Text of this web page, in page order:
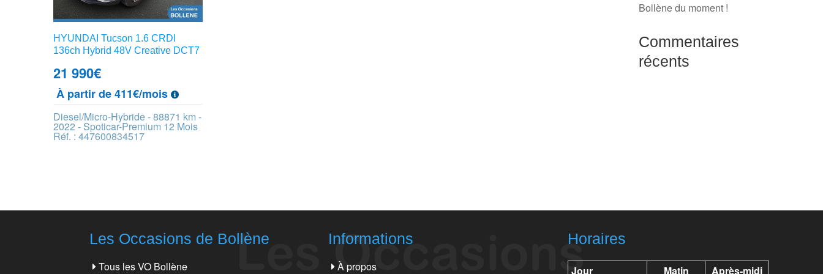
HYUNDAI Tucson 1.6 CRDI
136ch Hybrid 48V Creative DCT7
21 990€
À partir de 411€/mois
Diesel/Micro-Hybride - 88871 km -
2022 - Spoticar-Premium 12 Mois
Réf. : 447600834517
Bollène du moment !
Commentaires
récents
Les Occasions de Bollène
Tous les VO Bollène
Informations
À propos
Horaires
Jour Matin Après-midi